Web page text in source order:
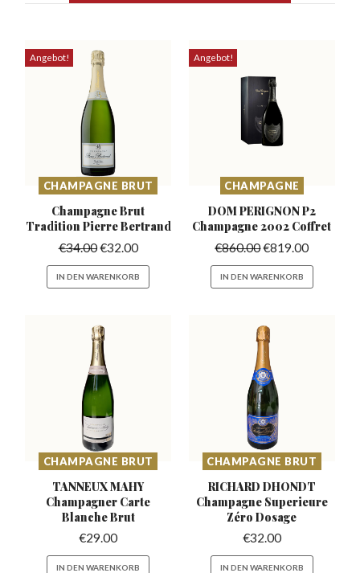
Angebot!
CHAMPAGNE BRUT
Champagne Brut
Tradition Pierre Bertrand
€34.00€32.00
IN DEN WARENKORB
Angebot!
CHAMPAGNE
DOM PERIGNON P2
Champagne 2002 Coffret
€860.00€819.00
IN DEN WARENKORB
CHAMPAGNE BRUT
TANNEUX MAHY
Champagner Carte
Blanche Brut
€29.00
IN DEN WARENKORB
CHAMPAGNE BRUT
RICHARD DHONDT
Champagne Superieure
Zéro Dosage
€32.00
IN DEN WARENKORB